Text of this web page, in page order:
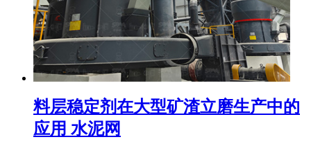
料层稳定剂在大型矿渣立磨生产中的
应用 水泥网